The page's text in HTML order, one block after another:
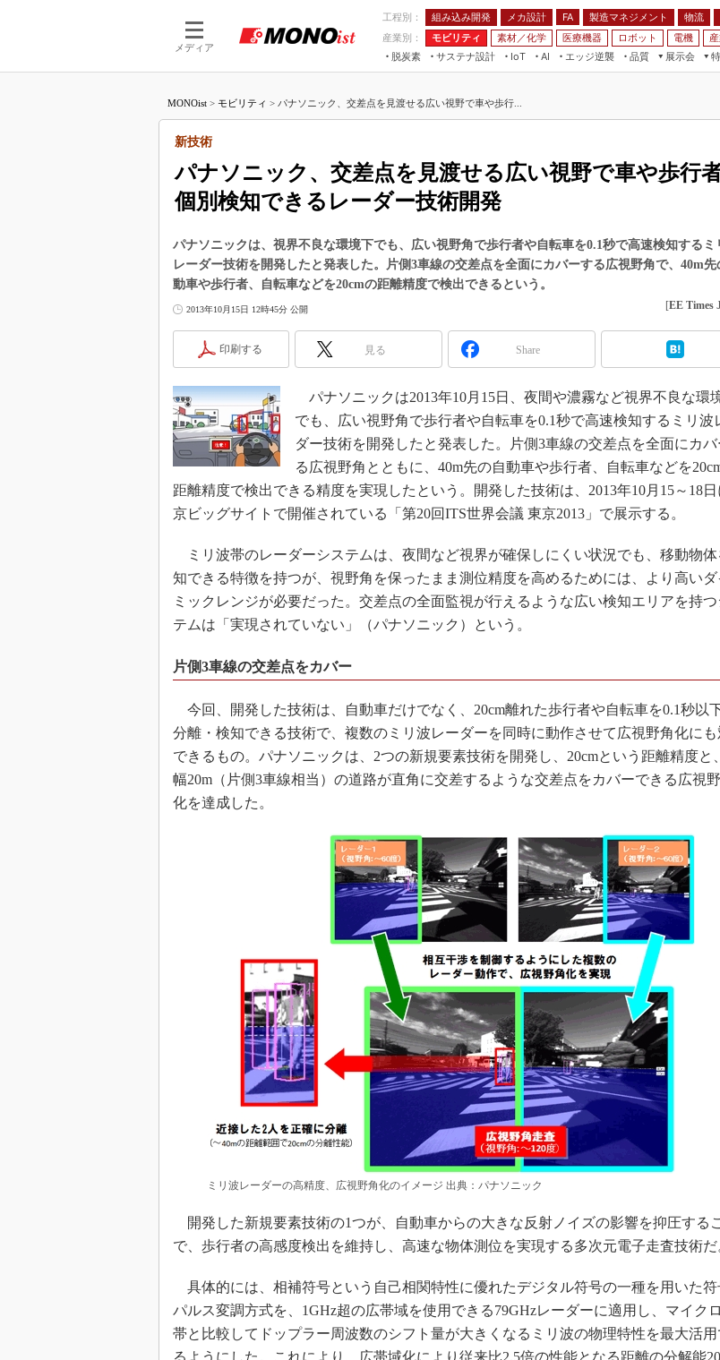
メディア
工程別： 組み込み開発 メカ設計 FA 製造マネジメント 物流
産業別：
モビリティ 素材／化学 医療機器 ロボット 電機
脱炭素
サステナ設計
IoT
つながる工場
AI
AI×設備保全
エッジ逆襲 品質
展示会
JIMTOF
IIFES
国際ロボット展
TECHNO-FRONTIER
人テク展
AUTOMOTIVE WORLD
産業オープンネット展
VR／AR
組み込み画像技術
組み込みモデリング
ISO26262
3Dプリンタ
デジタルツインとCAE
S＆OP
インダストリー4.0
イノベーション
製造業ビッグデータ
メイドインジャパン
植物工場
グローバル設計・開発
制御セキュリティ
新型コロナへの対応
FA
MONOist > モビリティ > パナソニック、交差点を見渡せる広い視野で車や歩行...
パナソニック、交差点を見渡せる広い視野で車や歩行
個別検知できるレーダー技術開発
新技術
パナソニックは、視界不良な環境下でも、広い視野角で歩行者や自転車を0.1秒で高速検知するミ
レーダー技術を開発したと発表した。片側3車線の交差点を全面にカバーする広視野角で、40m先
動車や歩行者、自転車などを20cmの距離精度で検出できるという。
2013年10月15日 12時45分 公開 [EE Times
印刷する 見る Share
パナソニックは2013年10月15日、夜間や濃霧など視界不良な環
でも、広い視野角で歩行者や自転車を0.1秒で高速検知するミリ波
ダー技術を開発したと発表した。片側3車線の交差点を全面にカバ
る広視野角とともに、40m先の自動車や歩行者、自転車などを
距離精度で検出できる精度を実現したという。開発した技術は、2013年10月15～18日
京ビッグサイトで開催されている「第20回ITS世界会議 東京2013」で展示する。
ミリ波帯のレーダーシステムは、夜間など視界が確保しにくい状況でも、移動物体
知できる特徴を持つが、視野角を保ったまま測位精度を高めるためには、より高いダ
ミックレンジが必要だった。交差点の全面監視が行えるような広い検知エリアを持つ
テムは「実現されていない」（パナソニック）という。
片側3車線の交差点をカバー
今回、開発した技術は、自動車だけでなく、20cm離れた歩行者や自転車を0.1秒以
分離・検知できる技術で、複数のミリ波レーダーを同時に動作させて広視野角化に
できるもの。パナソニックは、2つの新規要素技術を開発し、20cmという距離精度と
幅20m（片側3車線相当）の道路が直角に交差するような交差点をカバーできる広視
化を達成した。
ミリ波レーダーの高精度、広視野角化のイメージ 出典：パナソニック
開発した新規要素技術の1つが、自動車からの大きな反射ノイズの影響を抑圧する
で、歩行者の高感度検出を維持し、高速な物体測位を実現する多次元電子走査技術だ
具体的には、相補符号という自己相関特性に優れたデジタル符号の一種を用いた符
パルス変調方式を、1GHz超の広帯域を使用できる79GHzレーダーに適用し、マイク
帯と比較してドップラー周波数のシフト量が大きくなるミリ波の物理特性を最大活用
るようにした。これにより、広帯域化により従来比2.5倍の性能となる距離の分解能